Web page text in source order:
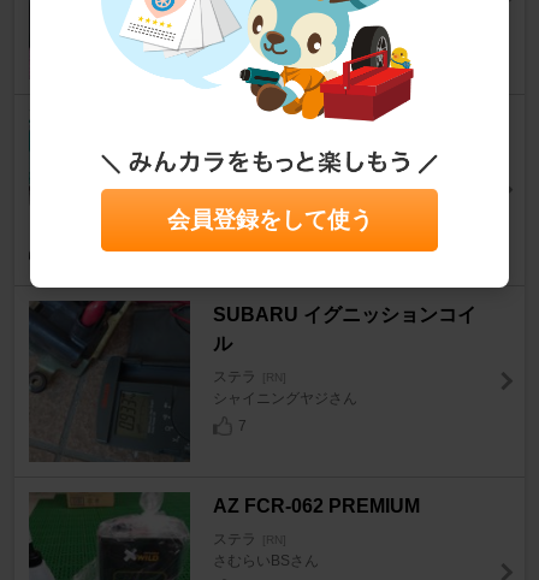
PIAA SAFETY AIR FILTER / エ
アフィルター
ステラ
Mamo345さん
8
SUBARU イグニッションコイ
ル
ステラ [RN]
シャイニングヤジさん
7
AZ FCR-062 PREMIUM
ステラ [RN]
さむらいBSさん
会員登録をして使う